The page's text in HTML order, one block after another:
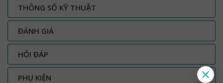
THÔNG SỐ KỸ THUẬT
ĐÁNH GIÁ
HỎI ĐÁP
PHỤ KIỆN